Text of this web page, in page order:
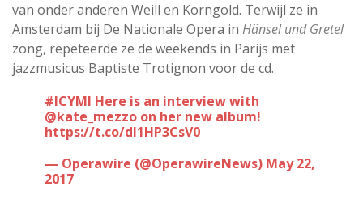
van onder anderen Weill en Korngold. Terwijl ze in
Amsterdam bij De Nationale Opera in Hänsel und Gretel
zong, repeteerde ze de weekends in Parijs met
jazzmusicus Baptiste Trotignon voor de cd.
#ICYMI Here is an interview with
@kate_mezzo on her new album!
https://t.co/dl1HP3CsV0
— Operawire (@OperawireNews) May 22,
2017